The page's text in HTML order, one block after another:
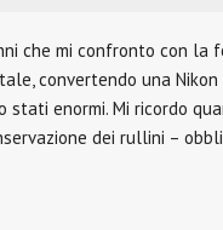
che mi confronto con la
convertendo una
stati enormi. Mi ricordo
dei rullini –